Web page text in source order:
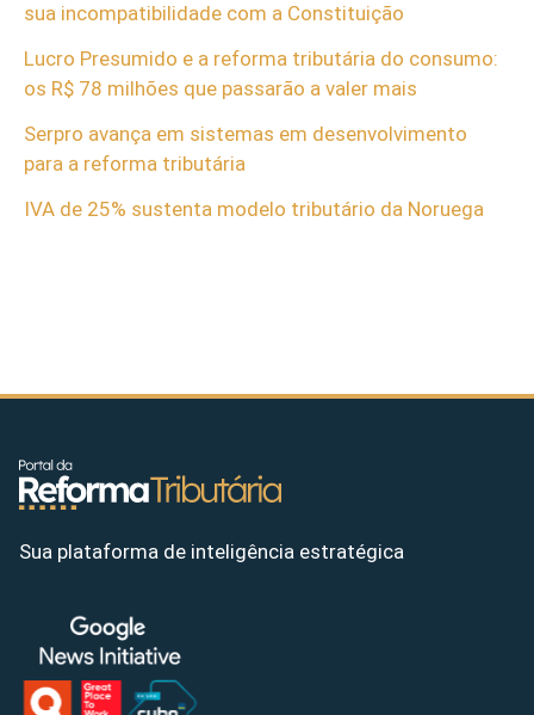
sua incompatibilidade com a Constituição
Lucro Presumido e a reforma tributária do consumo:
os R$ 78 milhões que passarão a valer mais
Serpro avança em sistemas em desenvolvimento
para a reforma tributária
IVA de 25% sustenta modelo tributário da Noruega
Sua plataforma de inteligência estratégica